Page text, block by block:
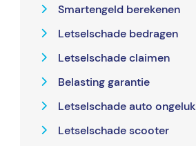
Smartengeld berekenen
Letselschade bedragen
Letselschade claimen
Belasting garantie
Letselschade auto ongeluk
Letselschade scooter